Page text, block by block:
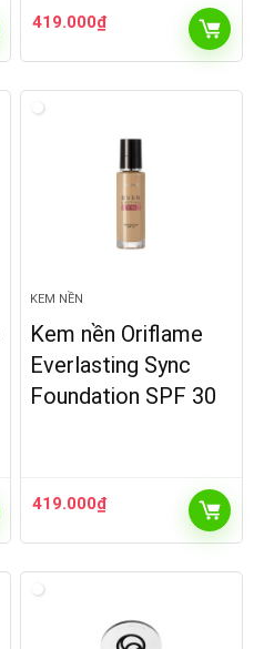
419.000₫
KEM NỀN
Kem nền Oriflame
Everlasting Sync
Foundation SPF 30
419.000₫